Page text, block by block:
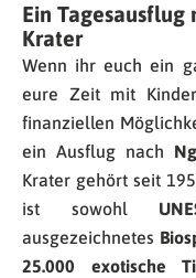
Ein
Krater
Wenn ihr euch ein
eure Zeit mit
finanziellen
ein Ausflug nach
Krater gehört seit
ist sowohl
ausgezeichnetes
25.000 exotische